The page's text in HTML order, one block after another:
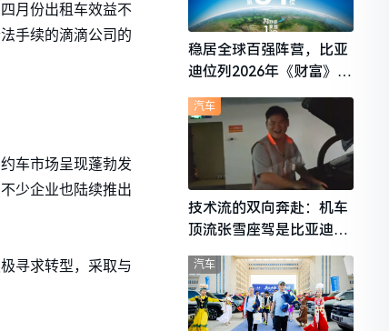
月份出租车效益不
手续的滴滴公司的
车市场呈现蓬勃发
少企业也陆续推出
寻求转型，采取与
稳居全球百强阵营，比亚
迪位列2026年《财富》世
技术流的双向奔赴：机车
顶流张雪座驾是比亚迪秦
L
汽车
汽车